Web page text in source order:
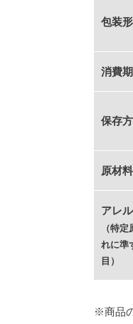
包装
消費
保存
原材料
アレ
（特
れに準
目）
※商品